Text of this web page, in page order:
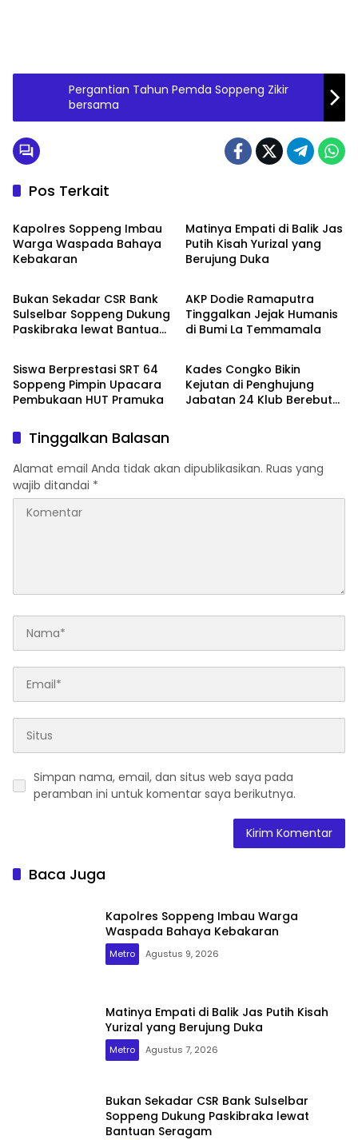
Pergantian Tahun Pemda Soppeng Zikir
bersama
Pos Terkait
Metro
Kapolres Soppeng Imbau
Warga Waspada Bahaya
Kebakaran
Matinya Empati di Balik Jas
Putih Kisah Yurizal yang
Berujung Duka
Metro
Bukan Sekadar CSR Bank
Sulselbar Soppeng Dukung
Paskibraka lewat Bantuan
Metro
AKP Dodie Ramaputra
Tinggalkan Jejak Humanis
di Bumi La Temmamala
Metro
Siswa Berprestasi SRT 64
Soppeng Pimpin Upacara
Pembukaan HUT Pramuka
Metro
Kades Congko Bikin
Kejutan di Penghujung
Jabatan 24 Klub Berebut
Tinggalkan Balasan
Alamat email Anda tidak akan dipublikasikan. Ruas yang
wajib ditandai *
Simpan nama, email, dan situs web saya pada
peramban ini untuk komentar saya berikutnya.
Baca Juga
Kapolres Soppeng Imbau Warga
Waspada Bahaya Kebakaran
Metro Agustus 9, 2026
Matinya Empati di Balik Jas Putih Kisah
Yurizal yang Berujung Duka
Metro Agustus 7, 2026
Bukan Sekadar CSR Bank Sulselbar
Soppeng Dukung Paskibraka lewat
Bantuan Seragam